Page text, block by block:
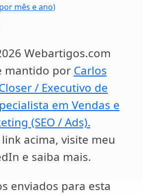
mês e ano)
Webartigos.com
mantido por Carlos
/ Executivo de
em Vendas e
(SEO / Ads).
acima, visite meu
e saiba mais.
enviados para esta